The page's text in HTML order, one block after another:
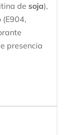
de soja),
presencia